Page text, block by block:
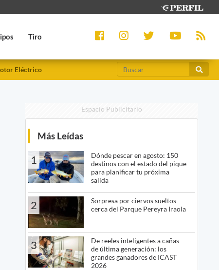
Tiro
Eléctrico
Espacio Publicitario
Más Leídas
1
Dónde pescar en agosto: 150
destinos con el estado del pique
para planificar tu próxima
salida
2
Sorpresa por ciervos sueltos
cerca del Parque Pereyra Iraola
3
De reeles inteligentes a cañas
de última generación: los
grandes ganadores de ICAST
2026